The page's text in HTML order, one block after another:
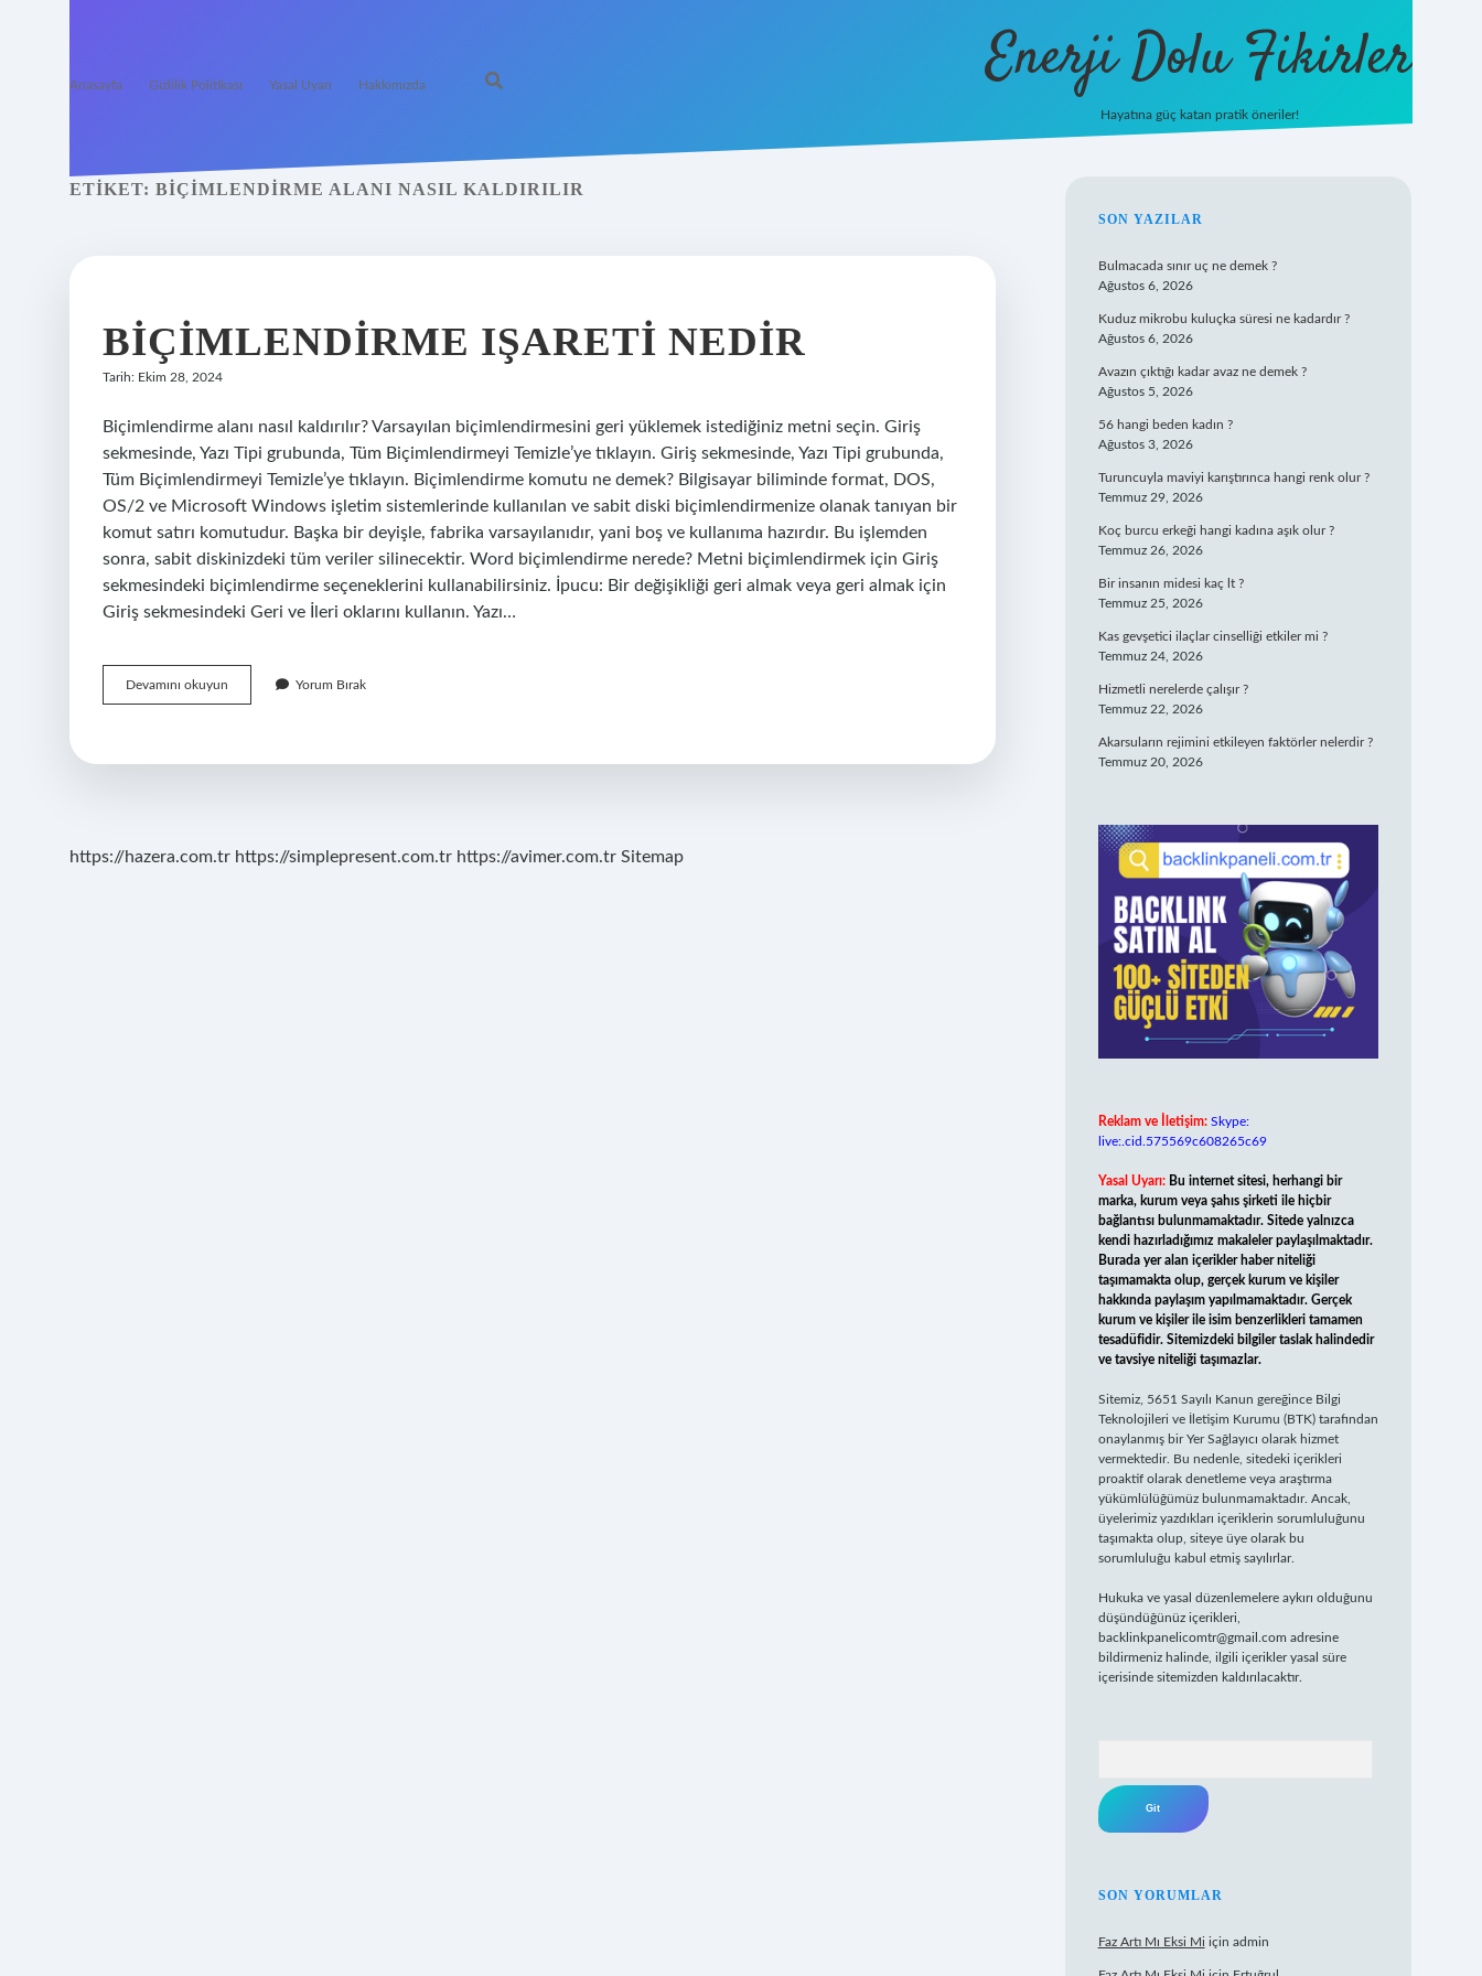
Anasayfa Gizlilik Politikası Yasal Uyarı Hakkımızda Enerji Dolu Fikirler
Hayatına güç katan pratik öneriler!
ETIKET: BIÇIMLENDIRME ALANI NASIL KALDIRILIR
BIÇIMLENDIRME IŞARETI NEDIR
Tarih: Ekim 28, 2024
Biçimlendirme alanı nasıl kaldırılır? Varsayılan biçimlendirmesini geri yüklemek istediğiniz metni seçin. Giriş
sekmesinde, Yazı Tipi grubunda, Tüm Biçimlendirmeyi Temizle’ye tıklayın. Giriş sekmesinde, Yazı Tipi grubunda,
Tüm Biçimlendirmeyi Temizle’ye tıklayın. Biçimlendirme komutu ne demek? Bilgisayar biliminde format, DOS,
OS/2 ve Microsoft Windows işletim sistemlerinde kullanılan ve sabit diski biçimlendirmenize olanak tanıyan bir
komut satırı komutudur. Başka bir deyişle, fabrika varsayılanıdır, yani boş ve kullanıma hazırdır. Bu işlemden
sonra, sabit diskinizdeki tüm veriler silinecektir. Word biçimlendirme nerede? Metni biçimlendirmek için Giriş
sekmesindeki biçimlendirme seçeneklerini kullanabilirsiniz. İpucu: Bir değişikliği geri almak veya geri almak için
Giriş sekmesindeki Geri ve İleri oklarını kullanın. Yazı…
Devamını okuyun Biçimlendirme
Işareti
Yorum Bırak
https://hazera.com.tr https://simplepresent.com.tr https://avimer.com.tr Sitemap
SIDEBAR
SON YAZILAR
Bulmacada sınır uç ne demek ?
Ağustos 6, 2026
Kuduz mikrobu kuluçka süresi ne kadardır ?
Ağustos 6, 2026
Avazın çıktığı kadar avaz ne demek ?
Ağustos 5, 2026
56 hangi beden kadın ?
Ağustos 3, 2026
Turuncuyla maviyi karıştırınca hangi renk olur ?
Temmuz 29, 2026
Koç burcu erkeği hangi kadına aşık olur ?
Temmuz 26, 2026
Bir insanın midesi kaç lt ?
Temmuz 25, 2026
Kas gevşetici ilaçlar cinselliği etkiler mi ?
Temmuz 24, 2026
Hizmetli nerelerde çalışır ?
Temmuz 22, 2026
Akarsuların rejimini etkileyen faktörler nelerdir ?
Temmuz 20, 2026
Reklam ve İletişim: Skype:
live:.cid.575569c608265c69
Yasal Uyarı: Bu internet sitesi, herhangi bir
marka, kurum veya şahıs şirketi ile hiçbir
bağlantısı bulunmamaktadır. Sitede yalnızca
kendi hazırladığımız makaleler paylaşılmaktadır.
Burada yer alan içerikler haber niteliği
taşımamakta olup, gerçek kurum ve kişiler
hakkında paylaşım yapılmamaktadır. Gerçek
kurum ve kişiler ile isim benzerlikleri tamamen
tesadüfidir. Sitemizdeki bilgiler taslak halindedir
ve tavsiye niteliği taşımazlar.
Sitemiz, 5651 Sayılı Kanun gereğince Bilgi
Teknolojileri ve İletişim Kurumu (BTK) tarafından
onaylanmış bir Yer Sağlayıcı olarak hizmet
vermektedir. Bu nedenle, sitedeki içerikleri
proaktif olarak denetleme veya araştırma
yükümlülüğümüz bulunmamaktadır. Ancak,
üyelerimiz yazdıkları içeriklerin sorumluluğunu
taşımakta olup, siteye üye olarak bu
sorumluluğu kabul etmiş sayılırlar.
Hukuka ve yasal düzenlemelere aykırı olduğunu
düşündüğünüz içerikleri,
backlinkpanelicomtr@gmail.com adresine
bildirmeniz halinde, ilgili içerikler yasal süre
içerisinde sitemizden kaldırılacaktır.
SON YORUMLAR
Faz Artı Mı Eksi Mi için admin